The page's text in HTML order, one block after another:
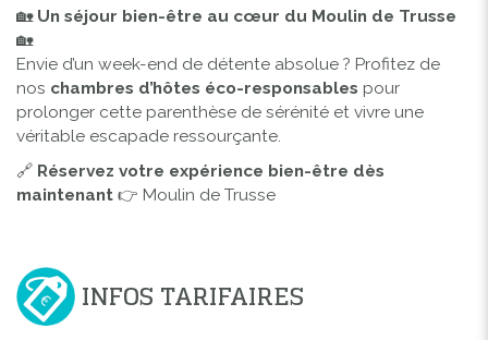
🏡 Un séjour bien-être au cœur du Moulin de Trusse
🏡
Envie d’un week-end de détente absolue ? Profitez de
nos chambres d’hôtes éco-responsables pour
prolonger cette parenthèse de sérénité et vivre une
véritable escapade ressourçante.
🔗 Réservez votre expérience bien-être dès
maintenant 👉 Moulin de Trusse
INFOS TARIFAIRES